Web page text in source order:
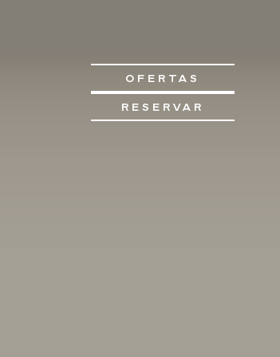
OFERTAS
RESERVAR